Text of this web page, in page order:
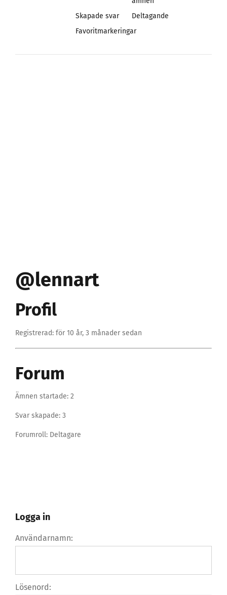
Skapade svar
Deltagande
Favoritmarkeringar
@lennart
Profil
Registrerad: för 10 år, 3 månader sedan
Forum
Ämnen startade: 2
Svar skapade: 3
Forumroll: Deltagare
Logga in
Användarnamn:
Lösenord: